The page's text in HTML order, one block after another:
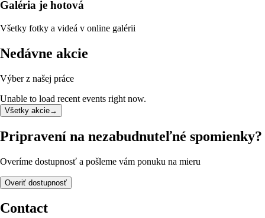
Galéria je hotová
Všetky fotky a videá v online galérii
Nedávne akcie
Výber z našej práce
Unable to load recent events right now.
Všetky akcie→
Pripravení na nezabudnuteľné spomienky?
Overíme dostupnosť a pošleme vám ponuku na mieru
Overiť dostupnosť
Contact